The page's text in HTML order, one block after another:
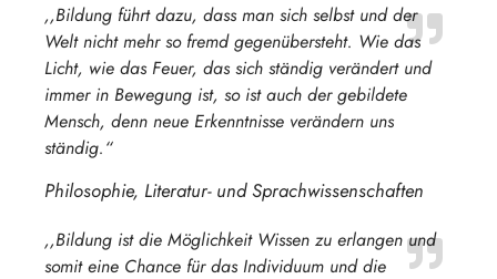
,,Bildung führt dazu, dass man sich selbst und der
Welt nicht mehr so fremd gegenübersteht. Wie das
Licht, wie das Feuer, das sich ständig verändert und
immer in Bewegung ist, so ist auch der gebildete
Mensch, denn neue Erkenntnisse verändern uns
ständig.“
Philosophie, Literatur- und Sprachwissenschaften
,,Bildung ist die Möglichkeit Wissen zu erlangen und
somit eine Chance für das Individuum und die